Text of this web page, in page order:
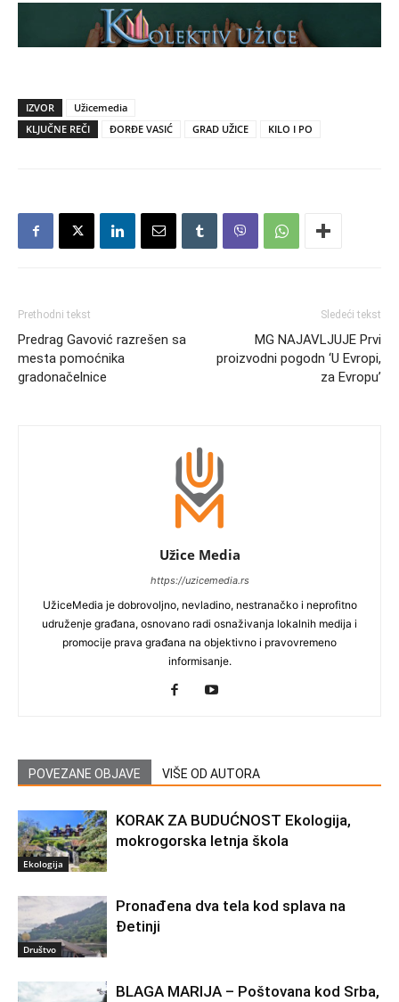
IZVOR
Užicemedia
KLJUČNE REČI
ĐORĐE VASIĆ GRAD UŽICE KILO I PO
Prethodni tekst
Predrag Gavović razrešen sa
mesta pomoćnika
gradonačelnice
Sledeći tekst
MG NAJAVLJUJE Prvi
proizvodni pogodn ‘U Evropi,
za Evropu’
Užice Media
https://uzicemedia.rs
UžiceMedia je dobrovoljno, nevladino, nestranačko i neprofitno
udruženje građana, osnovano radi osnaživanja lokalnih medija i
promocije prava građana na objektivno i pravovremeno
informisanje.
POVEZANE OBJAVE VIŠE OD AUTORA
Ekologija
KORAK ZA BUDUĆNOST Ekologija,
mokrogorska letnja škola
Društvo
Pronađena dva tela kod splava na
Đetinji
BLAGA MARIJA – Poštovana kod Srba,